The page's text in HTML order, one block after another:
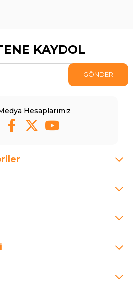
KAYDOL
GÖNDER
Hesaplarımız